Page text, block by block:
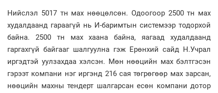
Нийслэл 5017 тн мах нөөцөлсөн. Одоогоор 2500 тн мах
худалдаанд гараагүй нь И-баримтын системээр тодорхой
байна. 2500 тн мах хаана байна, яагаад худалдаанд
гаргахгүй байгааг шалгуулна гэж Ерөнхий сайд Н.Учрал
иргэдтэй уулзахдаа хэлсэн. Мөн нөөцийн мах бэлтгэсэн
гэрээт компани нэг иргэнд 216 сая төгрөгөөр мах зарсан,
нөөцийн махны тендерт шалгарсан есөн компани дотор